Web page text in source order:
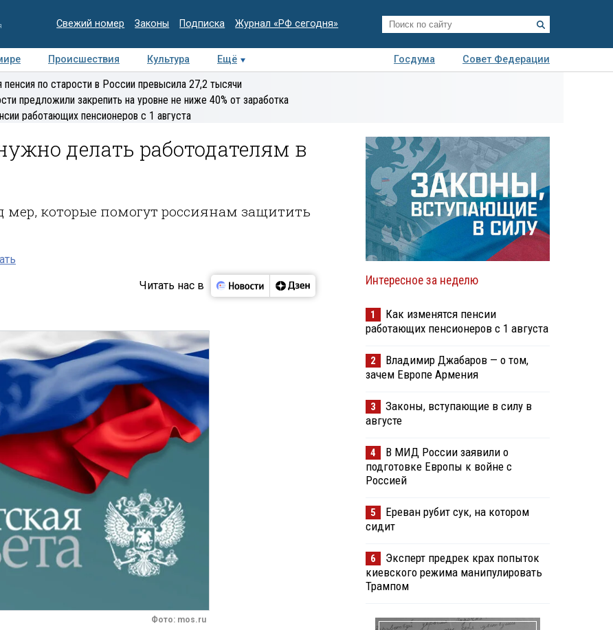
Свежий номер Законы Подписка Журнал «РФ сегодня»
Происшествия Культура Ещё Госдума
Совет Федерации
Медиацентр Интервью Колумнисты
экспертиза
по старости в России превысила 27,2 тысячи
предложили закрепить на уровне не ниже 40% от заработка
работающих пенсионеров с 1 августа
делать работодателям в
мер, которые помогут россиянам защитить
Читать нас в
Фото: mos.ru
Интересное за неделю
1
Как изменятся пенсии
работающих пенсионеров с 1 августа
2
Владимир Джабаров — о том,
зачем Европе Армения
3
Законы, вступающие в силу в
августе
4
В МИД России заявили о
подготовке Европы к войне с
Россией
5
Ереван рубит сук, на котором
сидит
6
Эксперт предрек крах попыток
киевского режима манипулировать
Трампом